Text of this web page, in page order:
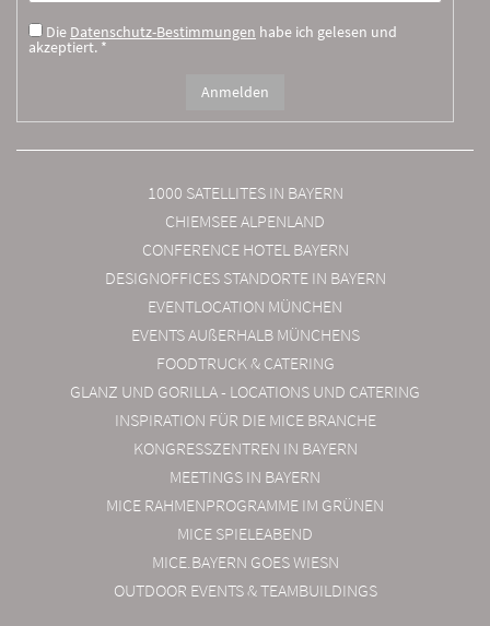
Die Datenschutz-Bestimmungen habe ich gelesen und
akzeptiert. *
1000 SATELLITES IN BAYERN
CHIEMSEE ALPENLAND
CONFERENCE HOTEL BAYERN
DESIGNOFFICES STANDORTE IN BAYERN
EVENTLOCATION MÜNCHEN
EVENTS AUßERHALB MÜNCHENS
FOODTRUCK & CATERING
GLANZ UND GORILLA - LOCATIONS UND CATERING
INSPIRATION FÜR DIE MICE BRANCHE
KONGRESSZENTREN IN BAYERN
MEETINGS IN BAYERN
MICE RAHMENPROGRAMME IM GRÜNEN
MICE SPIELEABEND
MICE.BAYERN GOES WIESN
OUTDOOR EVENTS & TEAMBUILDINGS